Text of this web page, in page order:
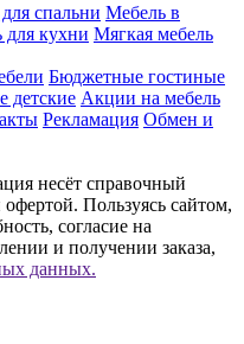
спальни Мебель в
для кухни Мягкая мебель
Бюджетные гостиные
детские Акции на мебель
Рекламация Обмен и
несёт справочный
Пользуясь сайтом,
согласие на
и получении заказа,
данных.